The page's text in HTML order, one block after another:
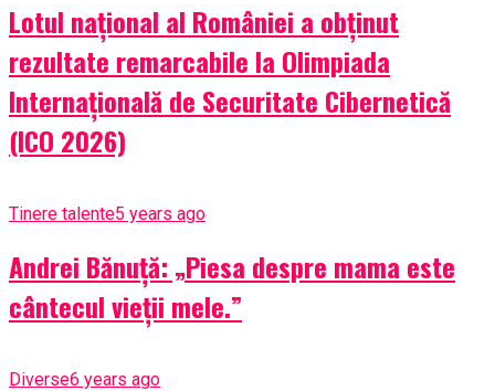
Lotul național al României a obținut
rezultate remarcabile la Olimpiada
Internațională de Securitate Cibernetică
(ICO 2026)
Tinere talente5 years ago
Andrei Bănuță: „Piesa despre mama este
cântecul vieții mele.”
Diverse6 years ago